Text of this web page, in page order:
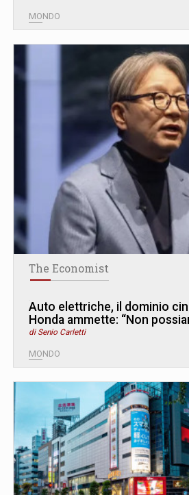
MONDO
The Economist
Auto elettriche, il dominio
Honda ammette: “Non
di Senio Carletti
MONDO